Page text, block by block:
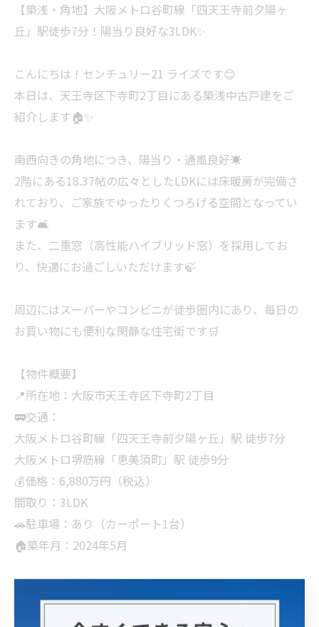
【築浅・角地】大阪メトロ谷町線「四天王寺前夕陽ヶ
丘」駅徒歩7分！陽当り良好な3LDK✨
こんにちは！センチュリー21 ライズです😊
本日は、天王寺区下寺町2丁目にある築浅中古戸建をご
紹介します🏠✨
南西向きの角地につき、陽当り・通風良好☀️
2階にある18.37帖の広々としたLDKには床暖房が完備さ
れており、ご家族でゆったりくつろげる空間となってい
ます🛋️
また、二重窓（高性能ハイブリッド窓）を採用してお
り、快適にお過ごしいただけます🍃
周辺にはスーパーやコンビニが徒歩圏内にあり、毎日の
お買い物にも便利な閑静な住宅街です🛒
【物件概要】
📍所在地：大阪市天王寺区下寺町2丁目
🚃交通：
大阪メトロ谷町線「四天王寺前夕陽ヶ丘」駅 徒歩7分
大阪メトロ堺筋線「恵美須町」駅 徒歩9分
💰価格：6,880万円（税込）
間取り：3LDK
🚗駐車場：あり（カーポート1台）
🏠築年月：2024年5月
寺区 #天王寺区 #下寺町 四天王寺前夕陽ヶ丘 恵美須町 中